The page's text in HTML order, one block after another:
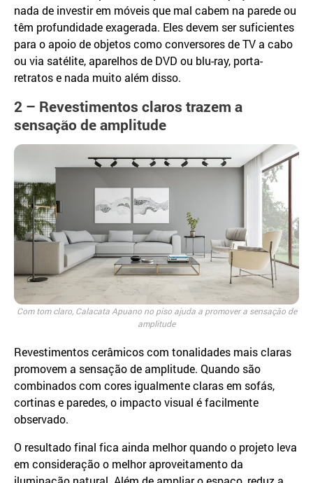
nada de investir em móveis que mal cabem na parede ou
têm profundidade exagerada. Eles devem ser suficientes
para o apoio de objetos como conversores de TV a cabo
ou via satélite, aparelhos de DVD ou blu-ray, porta-
retratos e nada muito além disso.
2 – Revestimentos claros trazem a
sensação de amplitude
Com tom claro, Calacata Apuano no piso ajuda a promover a sensação de
amplitude
Revestimentos cerâmicos com tonalidades mais claras
promovem a sensação de amplitude. Quando são
combinados com cores igualmente claras em sofás,
cortinas e paredes, o impacto visual é facilmente
observado.
O resultado final fica ainda melhor quando o projeto leva
em consideração o melhor aproveitamento da